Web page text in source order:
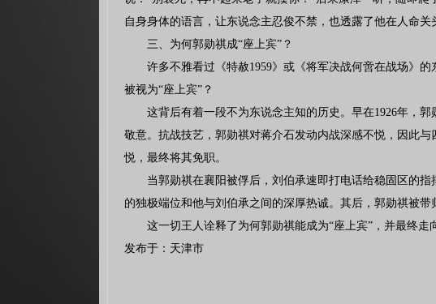
自身身体的语言，让东说念主忍俊不禁，也透露了他在人命关
三、为何郭勋祺成“座上宾”？
许多不雅看过《特赦1959》或《将军决战何啻在战场》
被视为“座上宾”？
这背后有着一段不为东说念主知的历史。早在1926年，
敬意。抗战技艺，郭勋祺对蒋介石发动内战深感不悦，因此
悦，最终将其免职。
当郭勋祺在襄阳被俘后，刘伯承速即打电话给稳固区的
的独极端位和他与刘伯承之间的深厚热诚。其后，郭勋祺被
这一切王人诠释了为何郭勋祺能成为“座上宾”，并最终走
发布于：天津市